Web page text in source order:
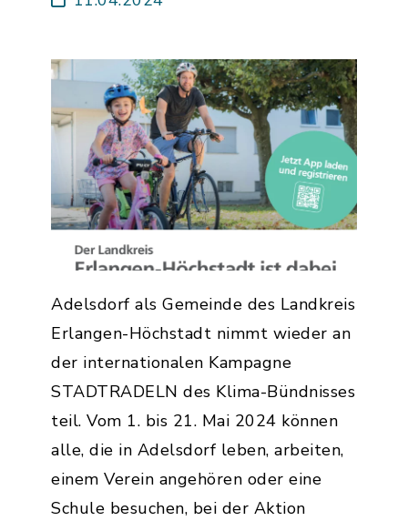
Adelsdorf als Gemeinde des Landkreis
Erlangen-Höchstadt nimmt wieder an
der internationalen Kampagne
STADTRADELN des Klima-Bündnisses
teil. Vom 1. bis 21. Mai 2024 können
alle, die in Adelsdorf leben, arbeiten,
einem Verein angehören oder eine
Schule besuchen, bei der Aktion